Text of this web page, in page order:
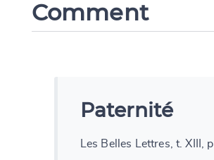
Comment
Paternité
Les Belles Lettres, t. XIII, p.